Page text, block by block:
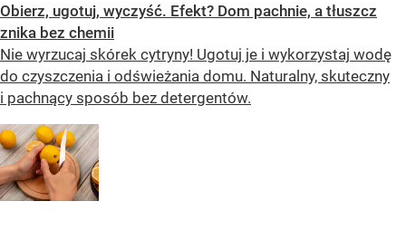
Obierz, ugotuj, wyczyść. Efekt? Dom pachnie, a tłuszcz
znika bez chemii
Nie wyrzucaj skórek cytryny! Ugotuj je i wykorzystaj wodę
do czyszczenia i odświeżania domu. Naturalny, skuteczny
i pachnący sposób bez detergentów.